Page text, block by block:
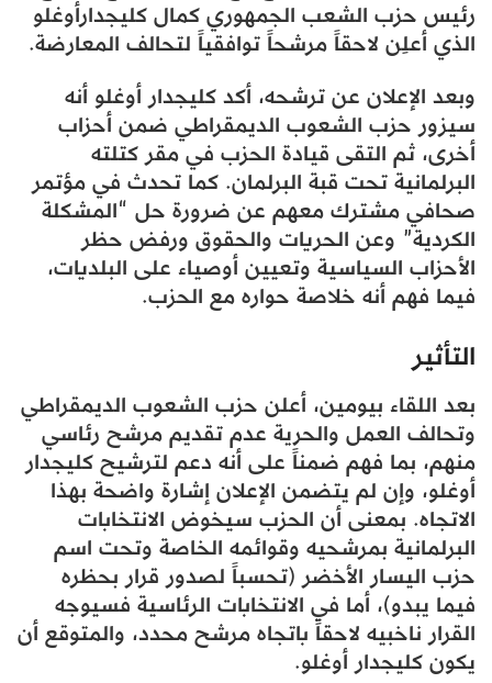
رئيس حزب الشعب الجمهوري كمال كليجدارأوغلو
الذي أعلِن لاحقاً مرشحاً توافقياً لتحالف المعارضة.
وبعد الإعلان عن ترشحه، أكد كليجدار أوغلو أنه
سيزور حزب الشعوب الديمقراطي ضمن أحزاب
أخرى، ثم التقى قيادة الحزب في مقر كتلته
البرلمانية تحت قبة البرلمان. كما تحدث في مؤتمر
صحافي مشترك معهم عن ضرورة حل “المشكلة
الكردية” وعن الحريات والحقوق ورفض حظر
الأحزاب السياسية وتعيين أوصياء على البلديات،
فيما فهم أنه خلاصة حواره مع الحزب.
التأثير
بعد اللقاء بيومين، أعلن حزب الشعوب الديمقراطي
وتحالف العمل والحرية عدم تقديم مرشح رئاسي
منهم، بما فهم ضمناً على أنه دعم لترشيح كليجدار
أوغلو، وإن لم يتضمن الإعلان إشارة واضحة بهذا
الاتجاه. بمعنى أن الحزب سيخوض الانتخابات
البرلمانية بمرشحيه وقوائمه الخاصة وتحت اسم
حزب اليسار الأخضر (تحسباً لصدور قرار بحظره
فيما يبدو)، أما في الانتخابات الرئاسية فسيوجه
القرار ناخبيه لاحقاً باتجاه مرشح محدد، والمتوقع أن
يكون كليجدار أوغلو.